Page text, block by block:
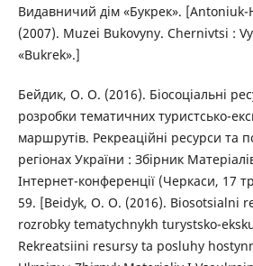
Видавничий дім «Букрек». [Antoniuk-
(2007). Muzei Bukovyny. Chernivtsi :
«Bukrek».]
Бейдик, О. О. (2016). Біосоціальні
розробки тематичних туристсько-
маршрутів. Рекреаційні ресурси та
регіонах України : Збірник
Інтернет-конференції (Черкаси, 17
59. [Beidyk, O. O. (2016). Biosotsialni
rozrobky tematychnykh turystsko-
Rekreatsiini resursy ta posluhy